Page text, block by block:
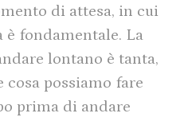
di attesa, in cui
è fondamentale. La
lontano è tanta,
possiamo fare
prima di andare